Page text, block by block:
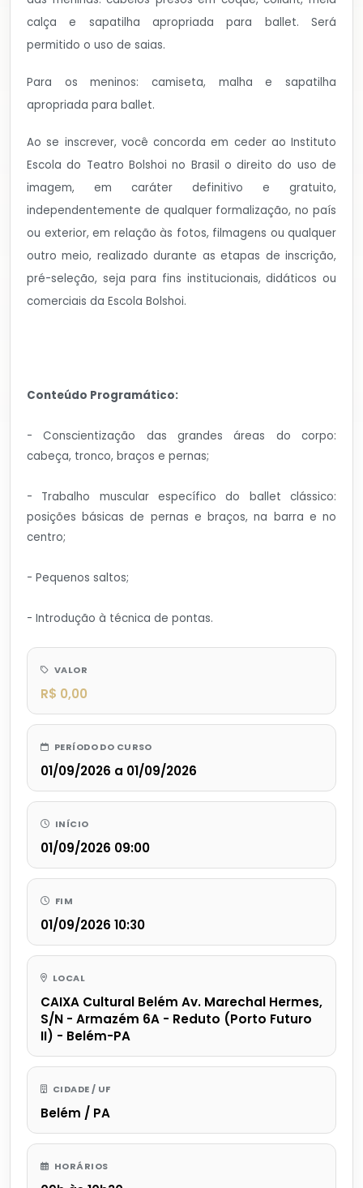
calça e sapatilha apropriada para ballet. Será
permitido o uso de saias.
Para os meninos: camiseta, malha e sapatilha
apropriada para ballet.
Ao se inscrever, você concorda em ceder ao Instituto
Escola do Teatro Bolshoi no Brasil o direito do uso de
imagem, em caráter definitivo e gratuito,
independentemente de qualquer formalização, no país
ou exterior, em relação às fotos, filmagens ou qualquer
outro meio, realizado durante as etapas de inscrição,
pré-seleção, seja para fins institucionais, didáticos ou
comerciais da Escola Bolshoi.
Conteúdo Programático:
- Conscientização das grandes áreas do corpo:
cabeça, tronco, braços e pernas;
- Trabalho muscular específico do ballet clássico:
posições básicas de pernas e braços, na barra e no
centro;
- Pequenos saltos;
- Introdução à técnica de pontas.
VALOR
R$ 0,00
PERÍODO DO CURSO
01/09/2026 a 01/09/2026
INÍCIO
01/09/2026 09:00
FIM
01/09/2026 10:30
LOCAL
CAIXA Cultural Belém Av. Marechal Hermes,
S/N - Armazém 6A - Reduto (Porto Futuro
II) - Belém-PA
CIDADE / UF
Belém / PA
HORÁRIOS